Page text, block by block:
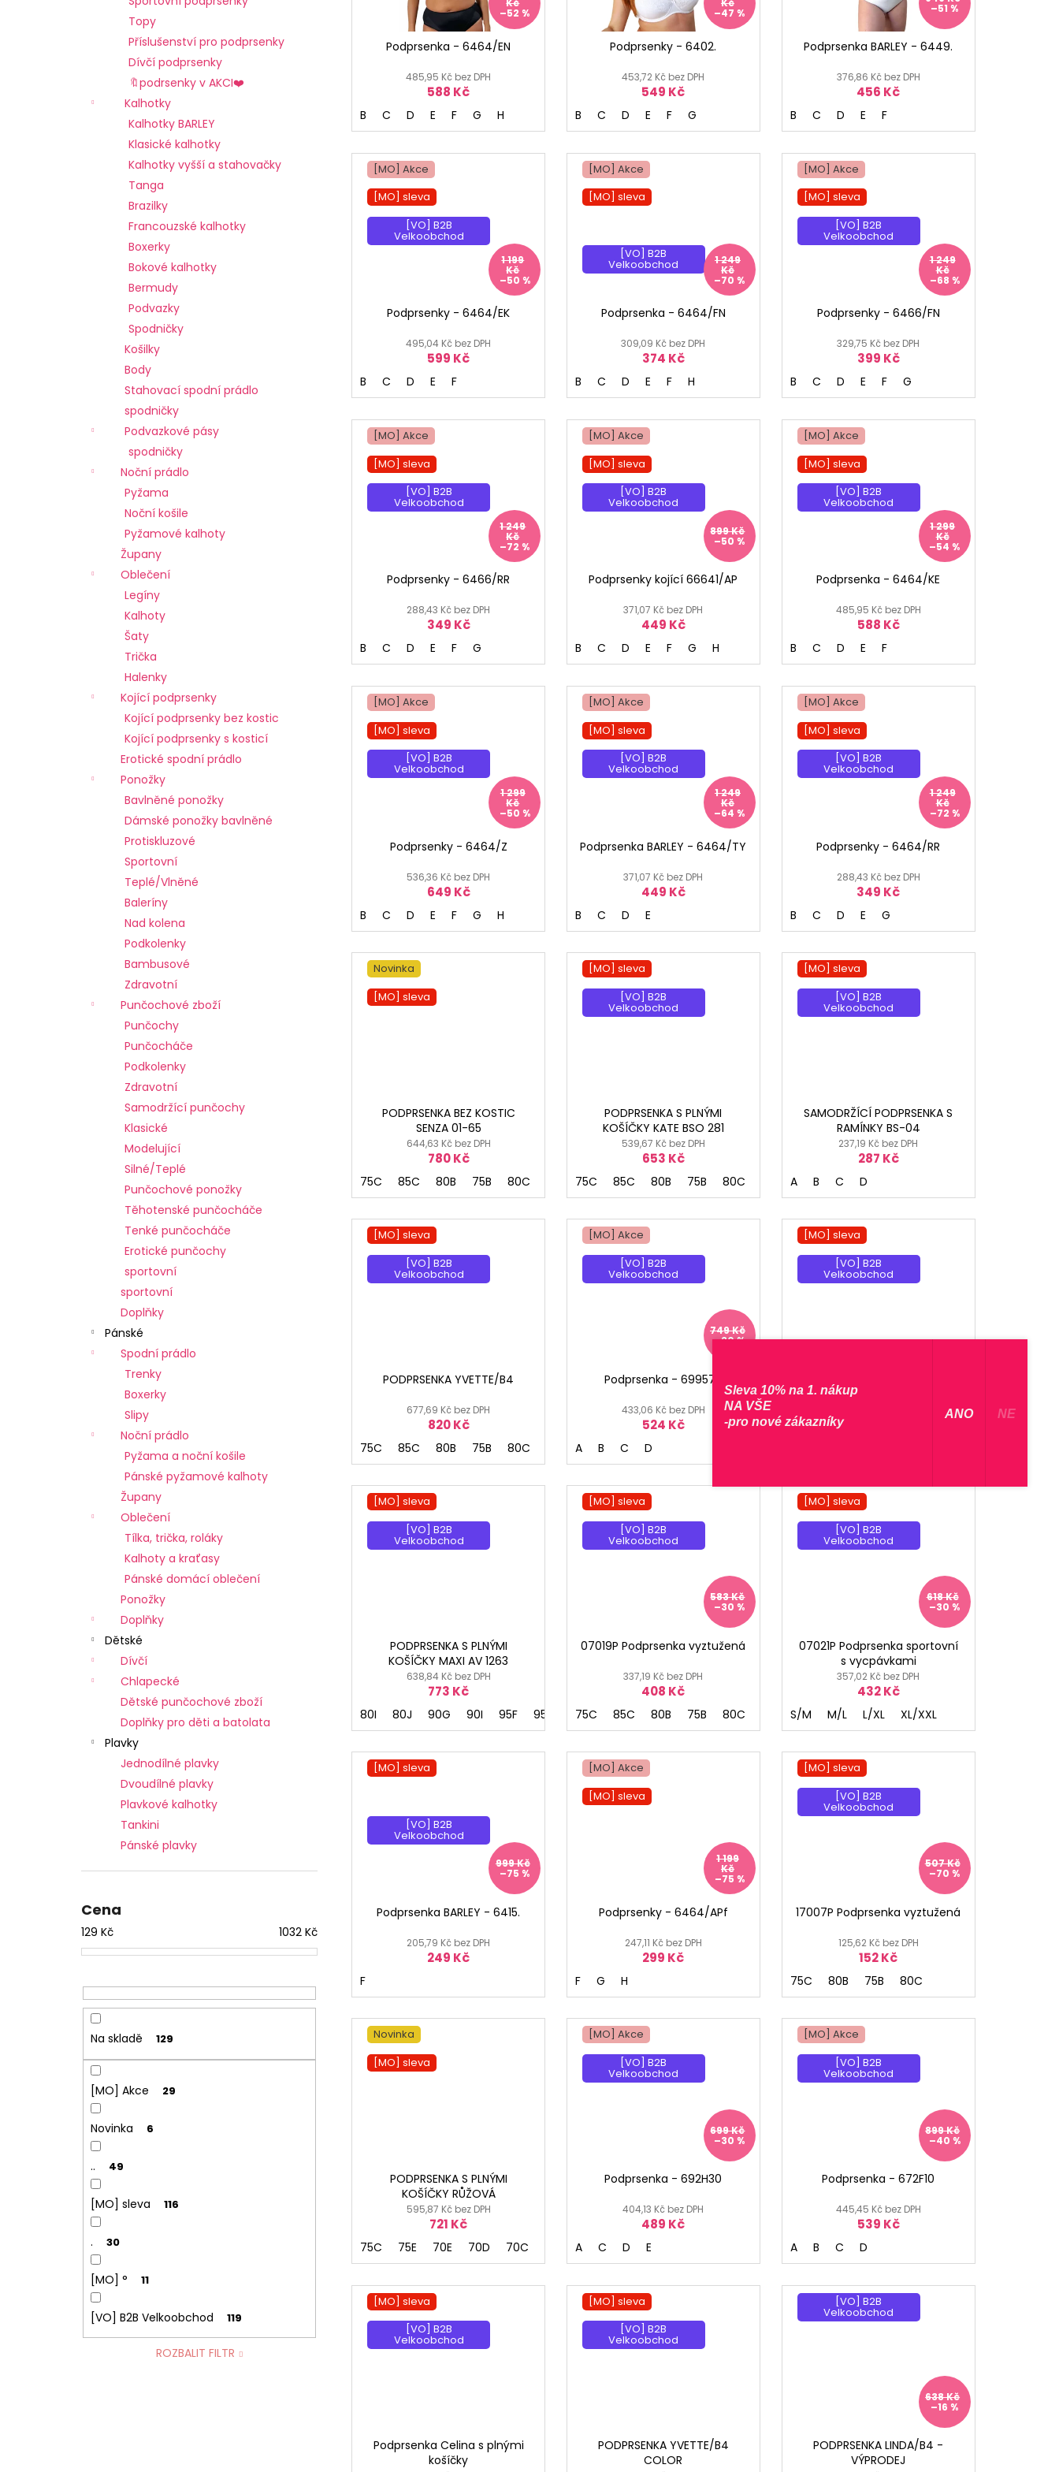
Topy
Příslušenství pro podprsenky
Dívčí podprsenky
🔖podrsenky v AKCI❤️
Kalhotky
Kalhotky BARLEY
Klasické kalhotky
Kalhotky vyšší a stahovačky
Tanga
Brazilky
Francouzské kalhotky
Boxerky
Bokové kalhotky
Bermudy
Podvazky
Spodničky
Košilky
Body
Stahovací spodní prádlo
spodničky
Podvazkové pásy
spodničky
Noční prádlo
Pyžama
Noční košile
Pyžamové kalhoty
Župany
Oblečení
Legíny
Kalhoty
Šaty
Trička
Halenky
Kojící podprsenky
Kojící podprsenky bez kostic
Kojící podprsenky s kosticí
Erotické spodní prádlo
Ponožky
Bavlněné ponožky
Dámské ponožky bavlněné
Protiskluzové
Sportovní
Teplé/Vlněné
Baleríny
Nad kolena
Podkolenky
Bambusové
Zdravotní
Punčochové zboží
Punčochy
Punčocháče
Podkolenky
Zdravotní
Samodržící punčochy
Klasické
Modelující
Silné/Teplé
Punčochové ponožky
Těhotenské punčocháče
Tenké punčocháče
Erotické punčochy
sportovní
sportovní
Doplňky
Pánské
Spodní prádlo
Trenky
Boxerky
Slipy
Noční prádlo
Pyžama a noční košile
Pánské pyžamové kalhoty
Župany
Oblečení
Tílka, trička, roláky
Kalhoty a kraťasy
Pánské domácí oblečení
Ponožky
Doplňky
Dětské
Dívčí
Chlapecké
Dětské punčochové zboží
Doplňky pro děti a batolata
Plavky
Jednodílné plavky
Dvoudílné plavky
Plavkové kalhotky
Tankini
Pánské plavky
Cena
129 Kč 1032 Kč
Na skladě 129
[MO] Akce 29
Novinka 6
.. 49
[MO] sleva 116
. 30
[MO] ° 11
[VO] B2B Velkoobchod 119
ROZBALIT FILTR
ů
Kč
–52 %
Podprsenka - 6464/EN
485,95 Kč bez DPH
588 Kč
B C D E F G H
Kč
–47 %
Podprsenky - 6402.
453,72 Kč bez DPH
549 Kč
B C D E F G
–51 %
Podprsenka BARLEY - 6449.
376,86 Kč bez DPH
456 Kč
B C D E F
[MO] Akce
[MO] sleva
[VO] B2B
Velkoobchod
1 199
Kč
–50 %
Podprsenky - 6464/EK
495,04 Kč bez DPH
599 Kč
B C D E F
[MO] Akce
[MO] sleva
[VO] B2B
Velkoobchod 1 249
Kč
–70 %
Podprsenka - 6464/FN
309,09 Kč bez DPH
374 Kč
B C D E F H
[MO] Akce
[MO] sleva
[VO] B2B
Velkoobchod
1 249
Kč
–68 %
Podprsenky - 6466/FN
329,75 Kč bez DPH
399 Kč
B C D E F G
[MO] Akce
[MO] sleva
[VO] B2B
Velkoobchod
1 249
Kč
–72 %
Podprsenky - 6466/RR
288,43 Kč bez DPH
349 Kč
B C D E F G
[MO] Akce
[MO] sleva
[VO] B2B
Velkoobchod
899 Kč
–50 %
Podprsenky kojící 66641/AP
371,07 Kč bez DPH
449 Kč
B C D E F G H
[MO] Akce
[MO] sleva
[VO] B2B
Velkoobchod
1 299
Kč
–54 %
Podprsenka - 6464/KE
485,95 Kč bez DPH
588 Kč
B C D E F
[MO] Akce
[MO] sleva
[VO] B2B
Velkoobchod
1 299
Kč
–50 %
Podprsenky - 6464/Z
536,36 Kč bez DPH
649 Kč
B C D E F G H
[MO] Akce
[MO] sleva
[VO] B2B
Velkoobchod
1 249
Kč
–64 %
Podprsenka BARLEY - 6464/TY
371,07 Kč bez DPH
449 Kč
B C D E
[MO] Akce
[MO] sleva
[VO] B2B
Velkoobchod
1 249
Kč
–72 %
Podprsenky - 6464/RR
288,43 Kč bez DPH
349 Kč
B C D E G
Novinka
[MO] sleva
PODPRSENKA BEZ KOSTIC
SENZA 01-65
644,63 Kč bez DPH
780 Kč
75C 85C 80B 75B 80C 75D 80D 85D 70B 70D 70C
[MO] sleva
[VO] B2B
Velkoobchod
PODPRSENKA S PLNÝMI
KOŠÍČKY KATE BSO 281
539,67 Kč bez DPH
653 Kč
75C 85C 80B 75B 80C 75D 75E
[MO] sleva
[VO] B2B
Velkoobchod
SAMODRŽÍCÍ PODPRSENKA S
RAMÍNKY BS-04
237,19 Kč bez DPH
287 Kč
A B C D
[MO] sleva
[VO] B2B
Velkoobchod
PODPRSENKA YVETTE/B4
677,69 Kč bez DPH
820 Kč
75C 85C 80B 75B 80C 75D 75E
[MO] Akce
[VO] B2B
Velkoobchod
749 Kč
–30 %
Podprsenka - 699570
433,06 Kč bez DPH
524 Kč
A B C D
[MO] sleva
[VO] B2B
Velkoobchod
KOŠÍČKY INGA
[MO] sleva
[VO] B2B
Velkoobchod
PODPRSENKA S PLNÝMI
KOŠÍČKY MAXI AV 1263
638,84 Kč bez DPH
773 Kč
80I 80J 90G 90I 95F 95G
[MO] sleva
[VO] B2B
Velkoobchod
583 Kč
–30 %
07019P Podprsenka vyztužená
337,19 Kč bez DPH
408 Kč
75C 85C 80B 75B 80C 75D 80D 85D
[MO] sleva
[VO] B2B
Velkoobchod
618 Kč
–30 %
07021P Podprsenka sportovní
s vycpávkami
357,02 Kč bez DPH
432 Kč
S/M M/L L/XL XL/XXL
[MO] sleva
[VO] B2B
Velkoobchod
999 Kč
–75 %
Podprsenka BARLEY - 6415.
205,79 Kč bez DPH
249 Kč
F
[MO] Akce
[MO] sleva
1 199
Kč
–75 %
Podprsenky - 6464/APf
247,11 Kč bez DPH
299 Kč
F G H
[MO] sleva
[VO] B2B
Velkoobchod
507 Kč
–70 %
17007P Podprsenka vyztužená
125,62 Kč bez DPH
152 Kč
75C 80B 75B 80C
Novinka
[MO] sleva
PODPRSENKA S PLNÝMI
KOŠÍČKY RŮŽOVÁ
595,87 Kč bez DPH
721 Kč
75C 75E 70E 70D 70C 75H
[MO] Akce
[VO] B2B
Velkoobchod
699 Kč
–30 %
Podprsenka - 692H30
404,13 Kč bez DPH
489 Kč
A C D E
[MO] Akce
[VO] B2B
Velkoobchod
899 Kč
–40 %
Podprsenka - 672F10
445,45 Kč bez DPH
539 Kč
A B C D
[MO] sleva
[VO] B2B
Velkoobchod
Podprsenka Celina s plnými
košíčky
[MO] sleva
[VO] B2B
Velkoobchod
PODPRSENKA YVETTE/B4
COLOR
[VO] B2B
Velkoobchod
638 Kč
–16 %
PODPRSENKA LINDA/B4 -
VÝPRODEJ
HLEDAT
Sleva 10% na 1. nákup
NA VŠE
-pro nové zákazníky
​ ANO ​ NE